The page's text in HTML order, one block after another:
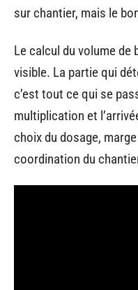
sur chantier, mais le
Le calcul du volume de
visible. La partie qui
c’est tout ce qui se
multiplication et
choix du dosage,
coordination du